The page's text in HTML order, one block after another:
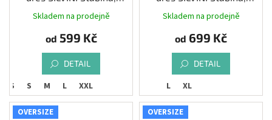
Skladem na prodejně
od 599 Kč
DETAIL
XS S M L XXL
plum-fuchsia
Skladem na prodejně
od 699 Kč
DETAIL
L XL
OVERSIZE OVERSIZE